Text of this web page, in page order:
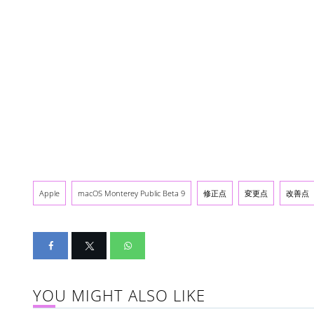
Apple macOS Monterey Public Beta 9 修正点 変更点 改善点
YOU MIGHT ALSO LIKE